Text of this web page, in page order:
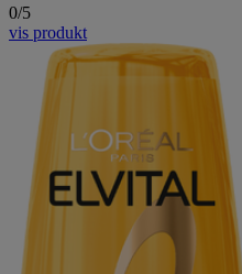
0/5
vis produkt